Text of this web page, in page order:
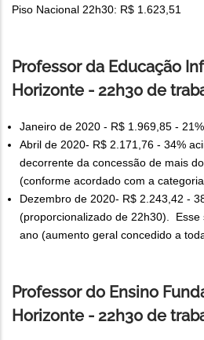
Piso Nacional 22h30: R$ 1.623,51
Professor da Educação
Horizonte - 22h30 de
Janeiro de 2020 - R$ 1.969,85 -
Abril de 2020- R$ 2.171,76 - 34%
decorrente da concessão de mais
(conforme acordado com a
Dezembro de 2020- R$ 2.243,42 -
(proporcionalizado de 22h30).
ano (aumento geral concedido a
Professor do Ensino
Horizonte - 22h30 de